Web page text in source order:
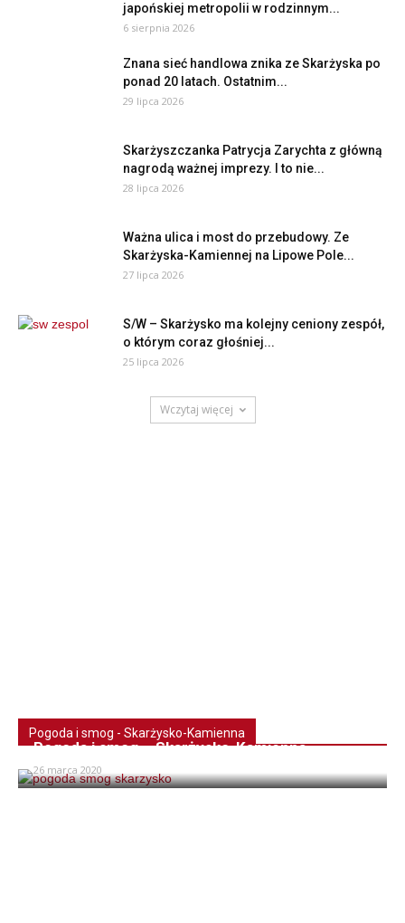
japońskiej metropolii w rodzinnym...
6 sierpnia 2026
Znana sieć handlowa znika ze Skarżyska po
ponad 20 latach. Ostatnim...
29 lipca 2026
Skarżyszczanka Patrycja Zarychta z główną
nagrodą ważnej imprezy. I to nie...
28 lipca 2026
Ważna ulica i most do przebudowy. Ze
Skarżyska-Kamiennej na Lipowe Pole...
27 lipca 2026
S/W – Skarżysko ma kolejny ceniony zespół,
o którym coraz głośniej...
25 lipca 2026
Wczytaj więcej
Pogoda i smog - Skarżysko-Kamienna
Pogoda i smog – Skarżysko-Kamienna
26 marca 2020